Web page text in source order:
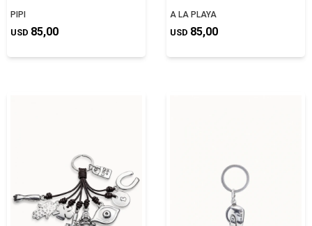
PIPI
USD 85,00
A LA PLAYA
USD 85,00